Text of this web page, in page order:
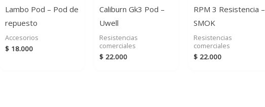
Lambo Pod – Pod de
repuesto
Accesorios
$ 18.000
Caliburn Gk3 Pod –
Uwell
Resistencias
comerciales
$ 22.000
RPM 3 Resistencia –
SMOK
Resistencias
comerciales
$22.000